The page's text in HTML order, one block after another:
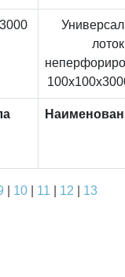
лоток
10| 11 12 13